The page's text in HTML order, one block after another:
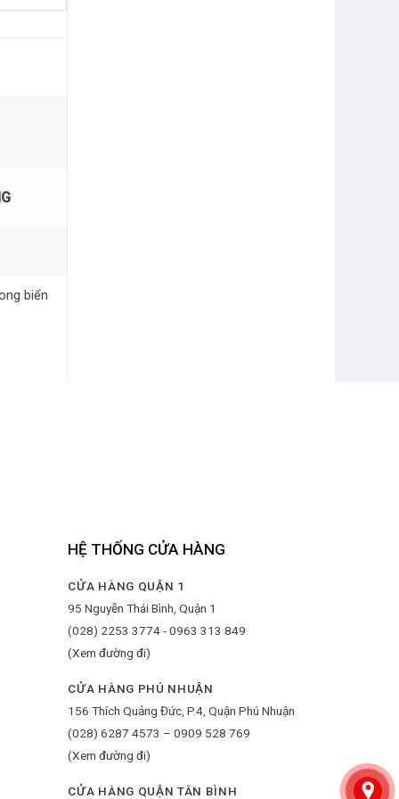
biển
HỆ THỐNG CỬA HÀNG
CỬA HÀNG QUẬN 1
95 Nguyễn Thái Bình, Quận 1
(028) 2253 3774 - 0963 313 849
(Xem đường đi)
CỬA HÀNG PHÚ NHUẬN
156 Thích Quảng Đức, P.4, Quận Phú Nhuận
(028) 6287 4573 – 0909 528 769
(Xem đường đi)
CỬA HÀNG QUẬN TÂN BÌNH